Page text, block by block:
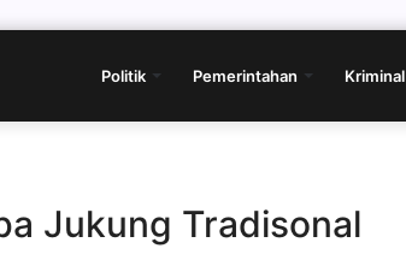
Politik Pemerintahan Kriminal
Jukung Tradisonal